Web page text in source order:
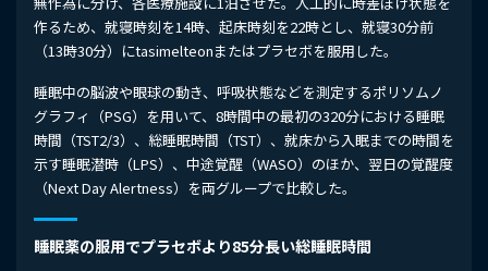
作るため、就寝時刻を14時、起床時刻を22時とし、就寝30分前
（13時30分）にtasimelteonまたはプラセボを服用した。
睡眠中の脳波や眼球の動き、呼吸状態などを測定するポリソムノ
グラフィ（PSG）を用いて、8時間中の最初の320分における睡眠
時間（TST2/3）、総睡眠時間（TST）、就床から入眠までの時間を
示す睡眠潜時（LPS）、中途覚醒（WASO）のほか、翌日の覚醒度
（Next Day Alertness）を両グループで比較した。
睡眠薬の服用でプラセボより85分長い総睡眠時間